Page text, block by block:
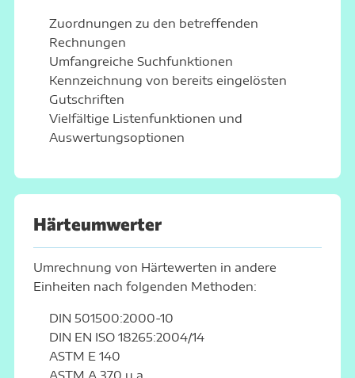
Zuordnungen zu den betreffenden
Rechnungen
Umfangreiche Suchfunktionen
Kennzeichnung von bereits eingelösten
Gutschriften
Vielfältige Listenfunktionen und
Auswertungsoptionen
Härteumwerter
Umrechnung von Härtewerten in andere
Einheiten nach folgenden Methoden:
DIN 501500:2000-10
DIN EN ISO 18265:2004/14
ASTM E 140
ASTM A 370 u.a.